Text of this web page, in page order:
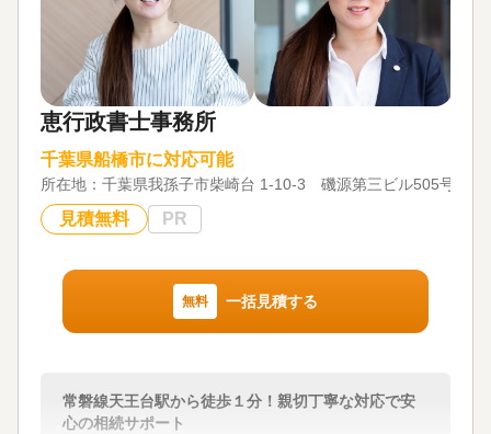
手続き / 戸籍収集 / 相続人調査
対応体制
土日相談可 / 初回相談無料
恵行政書士事務所
千葉県船橋市に対応可能
所在地： 千葉県我孫子市柴崎台 1-10-3 磯源第三ビル505号室
見積無料 PR
無料 一括見積する
常磐線天王台駅から徒歩１分！親切丁寧な対応で安
心の相続サポート